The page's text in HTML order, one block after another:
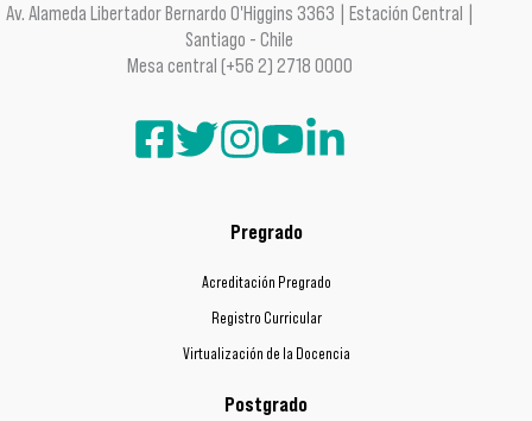
Av. Alameda Libertador Bernardo O'Higgins 3363 | Estación Central |
Santiago - Chile
Mesa central (+56 2) 2718 0000
Pregrado
Acreditación Pregrado
Registro Curricular
Virtualización de la Docencia
Postgrado